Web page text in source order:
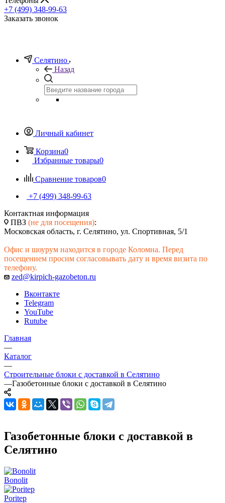
+7 (499) 348-99-63
Заказать звонок
Селятино
Назад
Личный кабинет
Корзина0
Избранные товары0
Сравнение товаров0
+7 (499) 348-99-63
Контактная информация
ПВЗ (не для посещения):
Московская область, г. Селятино, ул. Спортивная, 5/1
Офис и шоурум находится в городе Коломна. Перед
посещением просим согласовывать дату и время визита по
телефону.
zed@kirpich-gazobeton.ru
Вконтакте
Telegram
YouTube
Rutube
Главная
—
Каталог
—
Строительные блоки с доставкой в Селятино
—Газобетонные блоки с доставкой в Селятино
Газобетонные блоки с доставкой в
Селятино
Bonolit
Poritep